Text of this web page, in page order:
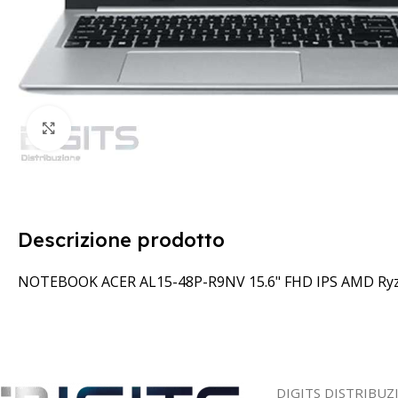
Clicca per ingrandire
Descrizione prodotto
NOTEBOOK ACER AL15-48P-R9NV 15.6" FHD IPS AMD
DIGITS